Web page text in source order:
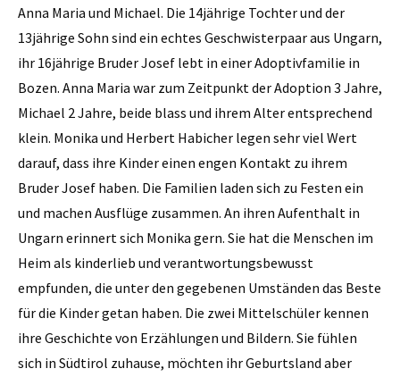
Anna Maria und Michael. Die 14jährige Tochter und der
13jährige Sohn sind ein echtes Geschwisterpaar aus Ungarn,
ihr 16jährige Bruder Josef lebt in einer Adoptivfamilie in
Bozen. Anna Maria war zum Zeitpunkt der Adoption 3 Jahre,
Michael 2 Jahre, beide blass und ihrem Alter entsprechend
klein. Monika und Herbert Habicher legen sehr viel Wert
darauf, dass ihre Kinder einen engen Kontakt zu ihrem
Bruder Josef haben. Die Familien laden sich zu Festen ein
und machen Ausflüge zusammen. An ihren Aufenthalt in
Ungarn erinnert sich Monika gern. Sie hat die Menschen im
Heim als kinderlieb und verantwortungsbewusst
empfunden, die unter den gegebenen Umständen das Beste
für die Kinder getan haben. Die zwei Mittelschüler kennen
ihre Geschichte von Erzählungen und Bildern. Sie fühlen
sich in Südtirol zuhause, möchten ihr Geburtsland aber